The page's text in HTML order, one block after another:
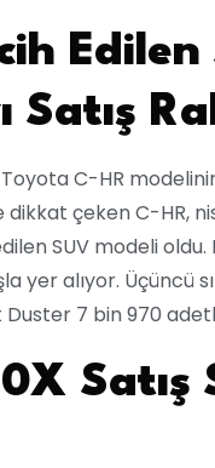
Edilen
C-HR
çeken C-HR,
SUV modeli oldu.
yer alıyor. Üçüncü
7 bin 970
Satış